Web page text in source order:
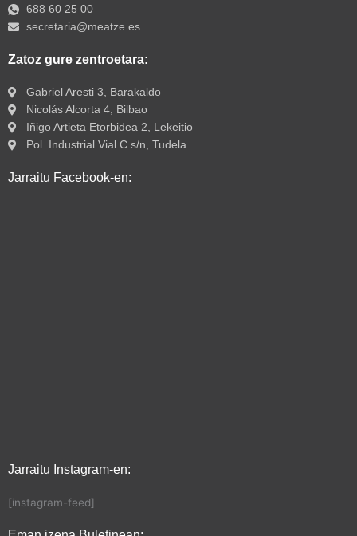
688 60 25 00
secretaria@meatze.es
Zatoz gure zentroetara:
Gabriel Aresti 3, Barakaldo
Nicolás Alcorta 4, Bilbao
Iñigo Artieta Etorbidea 2, Lekeitio
Pol. Industrial Vial C s/n, Tudela
Jarraitu Facebook-en:
Jarraitu Instagram-en:
[instagram-feed]